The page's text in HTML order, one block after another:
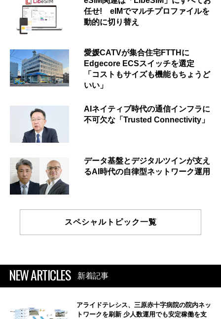
任せ! eIMでマルチプロファイルを
動的に切り替え
愛媛CATVが集合住宅FTTHに
Edgecore ECSスイッチを選定
「コストもサイズも機能もちょうど
いい」
AIネイティブ時代の通信インフラに
不可欠な「Trusted Connectivity」
データ基盤とデジタルツインが支え
るAI時代の自律型ネットワーク運用
スペシャルトピック一覧
NEW ARTICLES 新着記事
アライドテレシス、三原赤十字病院の院内ネッ
トワークを刷新 少人数運用でも安定稼働を支